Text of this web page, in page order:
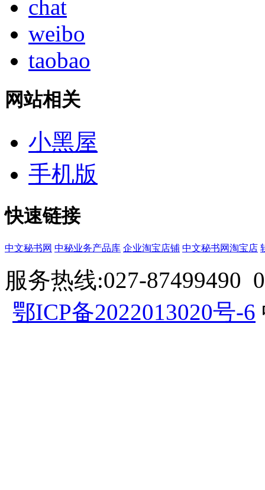
chat
weibo
taobao
网站相关
小黑屋
手机版
快速链接
中文秘书网 中秘业务产品库 企业淘宝店铺 中文秘书网淘宝店
服务热线:027-87499490
鄂ICP备2022013020号-6